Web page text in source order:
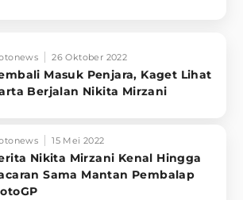
26 Oktober 2022
Masuk Penjara, Kaget Lihat
Berjalan Nikita Mirzani
15 Mei 2022
Nikita Mirzani Kenal Hingga
Sama Mantan Pembalap